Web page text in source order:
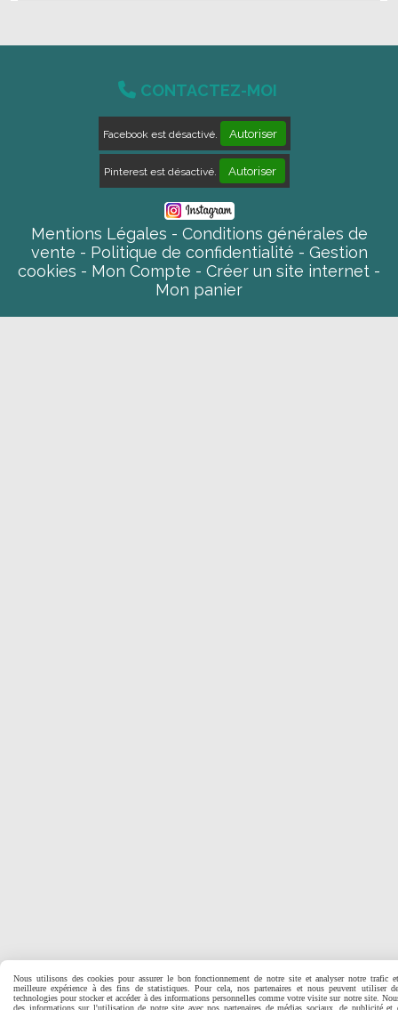
 CONTACTEZ-MOI
Facebook est désactivé. Autoriser
Pinterest est désactivé. Autoriser
Mentions Légales
Conditions générales de
vente
Politique de confidentialité
Gestion
cookies
Mon Compte
Créer un site internet
Mon panier
Nous utilisons des cookies pour assurer le bon fonctionnement de notre site et analyser notre trafic
meilleure expérience à des fins de statistiques. Pour cela, nos partenaires et nous peuvent utiliser
technologies pour stocker et accéder à des informations personnelles comme votre visite sur notre site.
des informations sur l'utilisation de notre site avec nos partenaires de médias sociaux, de publicité et